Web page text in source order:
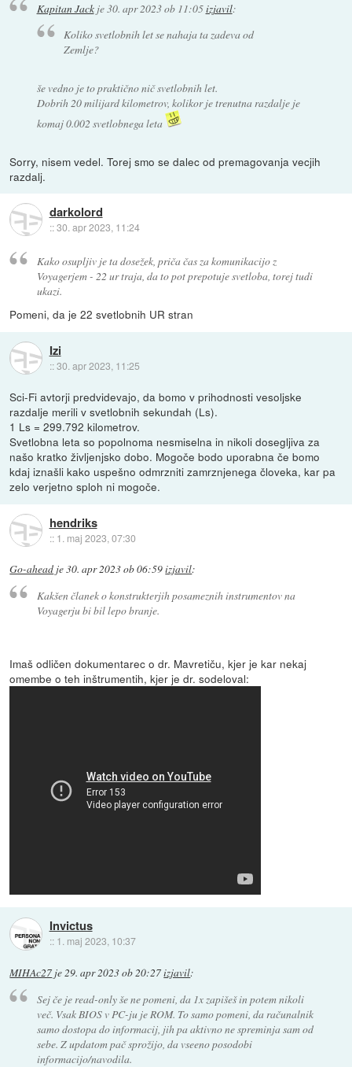
Kapitan Jackje30. apr 2023 ob 11:05izjavil:
Koliko svetlobnih let se nahaja ta zadeva od
Zemlje?
še vedno je to praktično nič svetlobnih let.
Dobrih 20 milijard kilometrov, kolikor je trenutna razdalje je
komaj 0.002 svetlobnega leta
Sorry, nisem vedel. Torej smo se dalec od premagovanja vecjih
razdalj.
darkolord
::30. apr 2023, 11:24
Kako osupljiv je ta dosežek, priča čas za komunikacijo z
Voyagerjem - 22 ur traja, da to pot prepotuje svetloba, torej tudi
ukazi.
Pomeni, da je 22 svetlobnih UR stran
Izi
::30. apr 2023, 11:25
Sci-Fi avtorji predvidevajo, da bomo v prihodnosti vesoljske
razdalje merili v svetlobnih sekundah (Ls).
1 Ls = 299.792 kilometrov.
Svetlobna leta so popolnoma nesmiselna in nikoli dosegljiva za
našo kratko življenjsko dobo. Mogoče bodo uporabna če bomo
kdaj iznašli kako uspešno odmrzniti zamrznjenega človeka, kar pa
zelo verjetno sploh ni mogoče.
hendriks
:: 1. maj 2023, 07:30
Go-ahead je30. apr 2023 ob 06:59izjavil:
Kakšen članek o konstrukterjih posameznih instrumentov na
Voyagerju bi bil lepo branje.
Imaš odličen dokumentarec o dr. Mavretiču, kjer je kar nekaj
omembe o teh inštrumentih, kjer je dr. sodeloval:
Invictus
:: 1. maj 2023, 10:37
MIHAc27 je29. apr 2023 ob 20:27izjavil:
Sej če je read-only še ne pomeni, da 1x zapišeš in potem nikoli
več. Vsak BIOS v PC-ju je ROM. To samo pomeni, da računalnik
samo dostopa do informacij, jih pa aktivno ne spreminja sam od
sebe. Z updatom pač sprožijo, da vseeno posodobi
informacijo/navodila.